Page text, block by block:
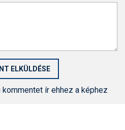
ír ehhez a képhez